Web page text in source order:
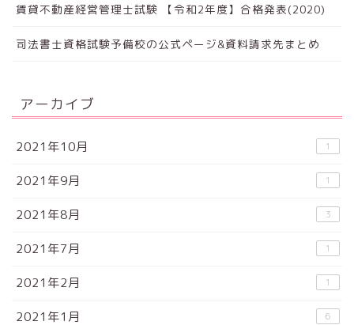
賃貸不動産経営管理士試験 【令和2年度】合格発表(2020)
司法書士資格試験予備校の公式ページ&資料請求先まとめ
アーカイブ
2021年10月 1
2021年9月 1
2021年8月 3
2021年7月 1
2021年2月 1
2021年1月 6